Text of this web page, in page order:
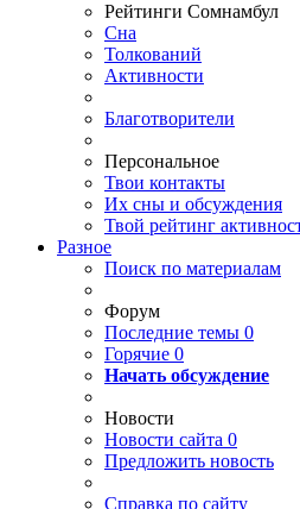
Рейтинги Сомнамбул
Сна
Толкований
Активности
Благотворители
Персональное
Твои контакты
Их сны и обсуждения
Твой рейтинг
Разное
Поиск по материалам
Форум
Последние темы 0
Горячие 0
Начать обсуждение
Новости
Новости сайта 0
Предложить новость
Справка по сайту